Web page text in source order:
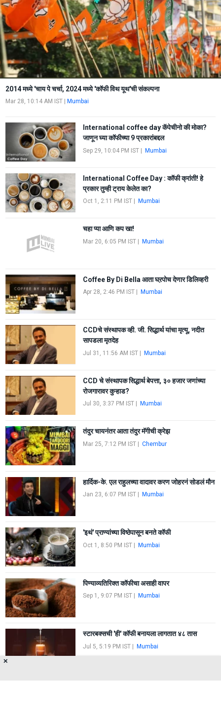
2014 मध्ये 'चाय पे चर्चा, 2024 मध्ये 'कॉफी विथ यूथ'ची संकल्पना
Mar 28, 10:14 AM IST Mumbai
International coffee day कॅपेचीनो की मोका?
जाणून घ्या कॉफीच्या 9 प्रकारांबद्दल
Sep 29, 10:04 PM IST| Mumbai
International Coffee Day : कॉफी क्रांती! हे
प्रकार तुम्ही ट्राय केलेत का?
Oct 1, 2:11 PM IST| Mumbai
चहा प्या आणि कप खा!
Mar 20, 6:05 PM IST| Mumbai
Coffee By Di Bella आता घऱपोच देणार डिलिव्हरी
Apr 28, 2:46 PM IST| Mumbai
CCDचे संस्थापक व्ही. जी. सिद्धार्थ यांचा मृत्यू, नदीत
सापडला मृतदेह
Jul 31, 11:56 AM IST| Mumbai
CCD चे संस्थापक सिद्धार्थ बेपत्ता, ३० हजार जणांच्या
रोजगारावर कुऱ्हाड?
Jul 30, 3:37 PM IST| Mumbai
तंदुर चायनंतर आता तंदुर मॅगीची क्रेझ
Mar 25, 7:12 PM IST| Chembur
हार्दिक-के. एल राहुलच्या वादावर करण जोहरनं सोडलं मौन
Jan 23, 6:07 PM IST| Mumbai
'इथं' प्राण्यांच्या विष्ठेपासून बनते कॉफी
Oct 1, 8:50 PM IST| Mumbai
पिण्याव्यतिरिक्त कॉफीचा असाही वापर
Sep 1, 9:07 PM IST| Mumbai
स्टारबक्सची 'ही' कॉफी बनायला लागतात ४८ तास
Jul 5, 5:19 PM IST| Mumbai
✕